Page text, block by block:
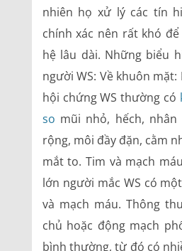
nhiên họ xử lý các tín
chính xác nên rất khó
hệ lâu dài. Những biểu
người WS: Về khuôn
hội chứng WS thường có
so mũi nhỏ, hếch,
rộng, môi đầy đặn, cằm
mắt to. Tim và mạch
lớn người mắc WS có
và mạch máu. Thông
chủ hoặc động mạch
bình thường, từ đó có